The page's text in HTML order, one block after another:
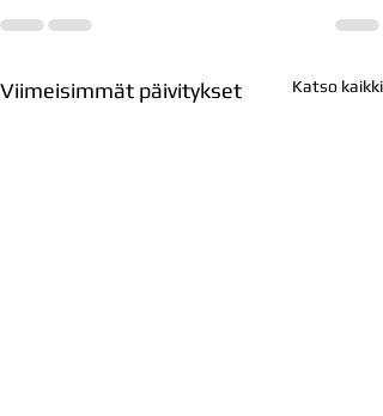
Viimeisimmät päivitykset Katso kaikki